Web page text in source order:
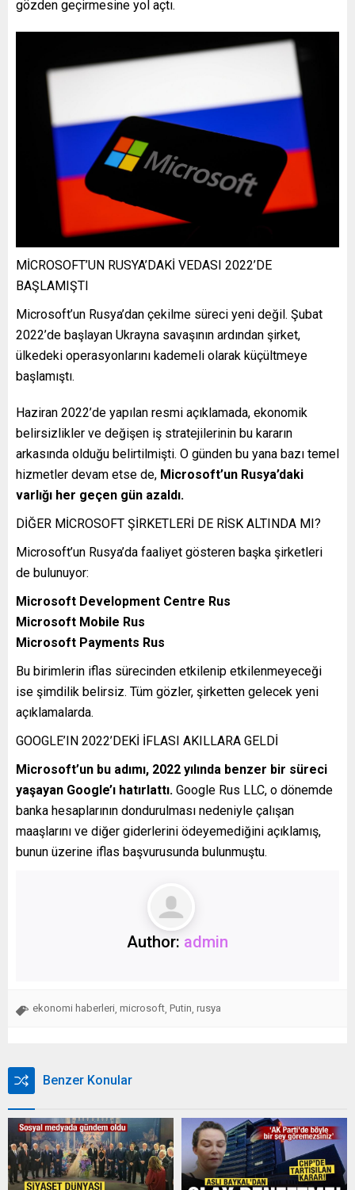
gözden geçirmesine yol açtı.
MİCROSOFT’UN RUSYA’DAKİ VEDASI 2022’DE
BAŞLAMIŞTI
Microsoft’un Rusya’dan çekilme süreci yeni değil. Şubat
2022’de başlayan Ukrayna savaşının ardından şirket,
ülkedeki operasyonlarını kademeli olarak küçültmeye
başlamıştı.
Haziran 2022’de yapılan resmi açıklamada, ekonomik
belirsizlikler ve değişen iş stratejilerinin bu kararın
arkasında olduğu belirtilmişti. O günden bu yana bazı temel
hizmetler devam etse de, Microsoft’un Rusya’daki
varlığı her geçen gün azaldı.
DİĞER MİCROSOFT ŞİRKETLERİ DE RİSK ALTINDA MI?
Microsoft’un Rusya’da faaliyet gösteren başka şirketleri
de bulunuyor:
Microsoft Development Centre Rus
Microsoft Mobile Rus
Microsoft Payments Rus
Bu birimlerin iflas sürecinden etkilenip etkilenmeyeceği
ise şimdilik belirsiz. Tüm gözler, şirketten gelecek yeni
açıklamalarda.
GOOGLE’IN 2022’DEKİ İFLASI AKILLARA GELDİ
Microsoft’un bu adımı, 2022 yılında benzer bir süreci
yaşayan Google’ı hatırlattı. Google Rus LLC, o dönemde
banka hesaplarının dondurulması nedeniyle çalışan
maaşlarını ve diğer giderlerini ödeyemediğini açıklamış,
bunun üzerine iflas başvurusunda bulunmuştu.
Author: admin
ekonomi haberleri, microsoft, Putin, rusya
Benzer Konular